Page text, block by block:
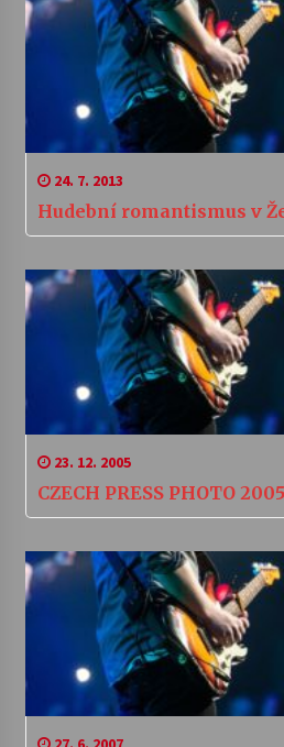
24. 7. 2013
Hudební romantismus v
23. 12. 2005
CZECH PRESS PHOTO 2005